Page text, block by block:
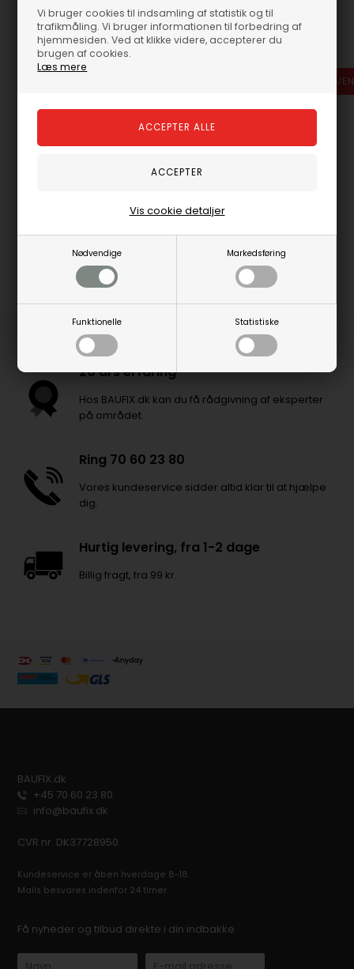
Vi bruger cookies til indsamling af statistik og til
trafikmåling. Vi bruger informationen til forbedring af
hjemmesiden. Ved at klikke videre, accepterer du
brugen af cookies.
Læs mere
Nødvendige Markedsføring
Funktionelle Statistiske
Vis cookie detaljer
op til 16 mm
4.025,00DKK
4.738,00
mm
5.030,00DKK
20 års erfaring
Hos BAUFIX.dk kan du få rådgivning af eksperter
på området.
Ring 70 60 23 80
Vores kundeservice sidder altid klar til at hjælpe
dig.
Hurtig levering, fra 1-2 dage
Billig fragt, fra 99 kr.
BAUFIX.dk
+45 70 60 23 80
info@baufix.dk
CVR nr. DK37728950
Kundeservice er åben hverdage 8-18.
Mails besvares indenfor 24 timer.
Få nyheder og tilbud direkte i din indbakke.